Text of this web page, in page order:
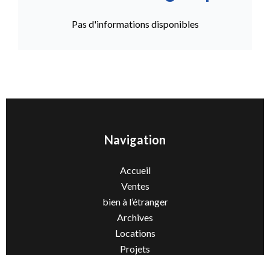
Pas d'informations disponibles
Navigation
Accueil
Ventes
bien à l’étranger
Archives
Locations
Projets